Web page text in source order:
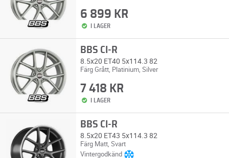
6 899 KR
I LAGER
BBS CI-R
8.5x20 ET40 5x114.3 82
Färg Grått, Platinium, Silver
7 418 KR
I LAGER
BBS CI-R
8.5x20 ET43 5x114.3 82
Färg Matt, Svart
Vintergodkänd